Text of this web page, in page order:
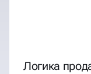
Логика